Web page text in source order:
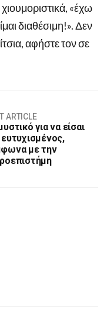
«έχω
διαθέσιμη!». Δεν
αφήστε τον σε
ARTICLE
για να είσαι
με την